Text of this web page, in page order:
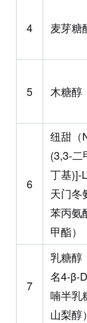
4 麦芽糖
5 木糖醇
6
纽甜（
(3,3-二
丁基)]-
天门冬
苯丙氨
甲酯）
7
乳糖醇
名4-β-
喃半乳
山梨醇）